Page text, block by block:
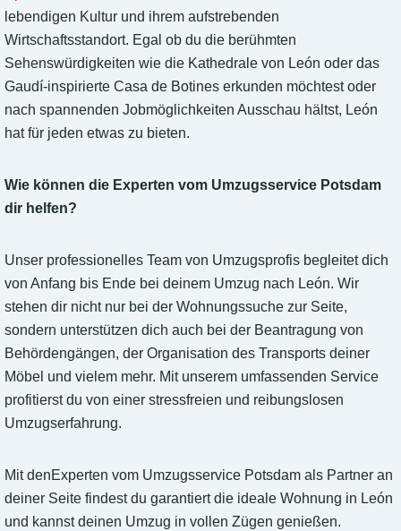
lebendigen Kultur und ihrem aufstrebenden
Wirtschaftsstandort. Egal ob du die berühmten
Sehenswürdigkeiten wie die Kathedrale von León oder das
Gaudí-inspirierte Casa de Botines erkunden möchtest oder
nach spannenden Jobmöglichkeiten Ausschau hältst, León
hat für jeden etwas zu bieten.
Wie können die Experten vom Umzugsservice Potsdam
dir helfen?
Unser professionelles Team von Umzugsprofis begleitet dich
von Anfang bis Ende bei deinem Umzug nach León. Wir
stehen dir nicht nur bei der Wohnungssuche zur Seite,
sondern unterstützen dich auch bei der Beantragung von
Behördengängen, der Organisation des Transports deiner
Möbel und vielem mehr. Mit unserem umfassenden Service
profitierst du von einer stressfreien und reibungslosen
Umzugserfahrung.
Mit denExperten vom Umzugsservice Potsdam als Partner an
deiner Seite findest du garantiert die ideale Wohnung in León
und kannst deinen Umzug in vollen Zügen genießen.